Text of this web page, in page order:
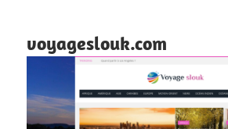
voyageslouk.com